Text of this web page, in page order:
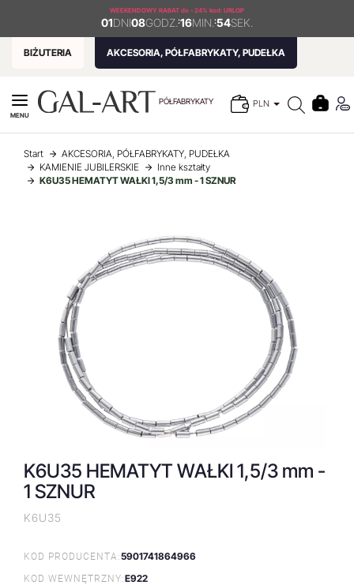
WEEKENDOWY RABAT do - 24% kod: URLOP
01DNI08GODZ. :16MIN. :54SEK.
BIŻUTERIA AKCESORIA, PÓŁFABRYKATY, PUDEŁKA
PÓŁFABRYKATY PLN
MENU
Start
AKCESORIA, PÓŁFABRYKATY, PUDEŁKA
KAMIENIE JUBILERSKIE
Inne kształty
K6U35 HEMATYT WAŁKI 1,5/3 mm - 1 SZNUR
K6U35 HEMATYT WAŁKI 1,5/3 mm -
1 SZNUR
K6U35
KOD PRODUCENTA:5901741864966
KOD WEWNĘTRZNY:E922